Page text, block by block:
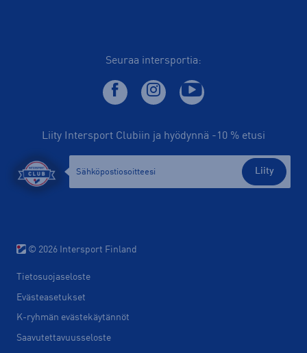
Seuraa intersportia:
Liity Intersport Clubiin ja hyödynnä -10 % etusi
Liity
© 2026 Intersport Finland
Tietosuojaseloste
Evästeasetukset
K-ryhmän evästekäytännöt
Saavutettavuusseloste